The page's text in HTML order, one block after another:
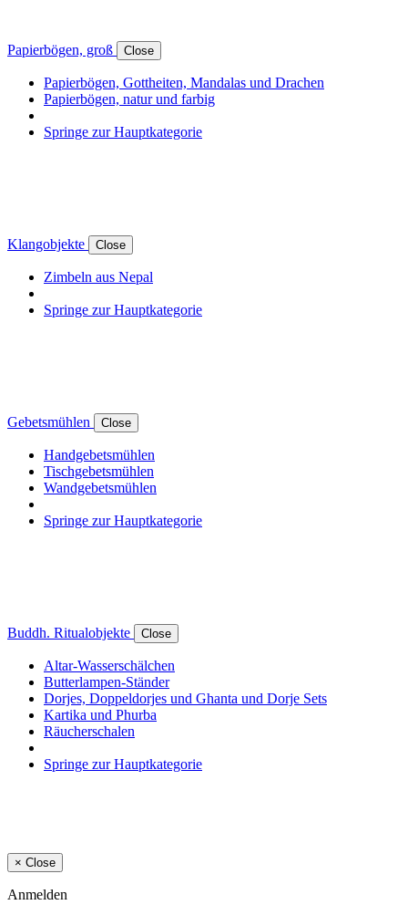
Papierbögen, groß Close
Papierbögen, Gottheiten, Mandalas und Drachen
Papierbögen, natur und farbig
Springe zur Hauptkategorie
Klangobjekte Close
Zimbeln aus Nepal
Springe zur Hauptkategorie
Gebetsmühlen Close
Handgebetsmühlen
Tischgebetsmühlen
Wandgebetsmühlen
Springe zur Hauptkategorie
Buddh. Ritualobjekte Close
Altar-Wasserschälchen
Butterlampen-Ständer
Dorjes, Doppeldorjes und Ghanta und Dorje Sets
Kartika und Phurba
Räucherschalen
Springe zur Hauptkategorie
× Close
Anmelden